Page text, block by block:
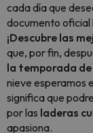
cada día que
documento oficial
¡Descubre las
que, por fin,
la temporada
nieve esperamos
significa que
por las laderas
apasiona.